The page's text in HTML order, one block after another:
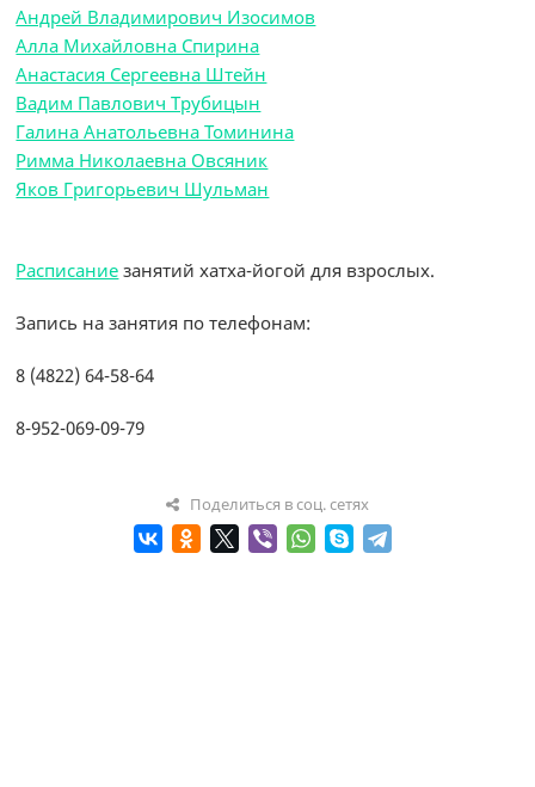
Андрей Владимирович Изосимов
Алла Михайловна Спирина
Анастасия Сергеевна Штейн
Вадим Павлович Трубицын
Галина Анатольевна Томинина
Римма Николаевна Овсяник
Яков Григорьевич Шульман
Расписание занятий хатха-йогой для взрослых.
Запись на занятия по телефонам:
8 (4822) 64-58-64
8-952-069-09-79
Поделиться в соц. сетях